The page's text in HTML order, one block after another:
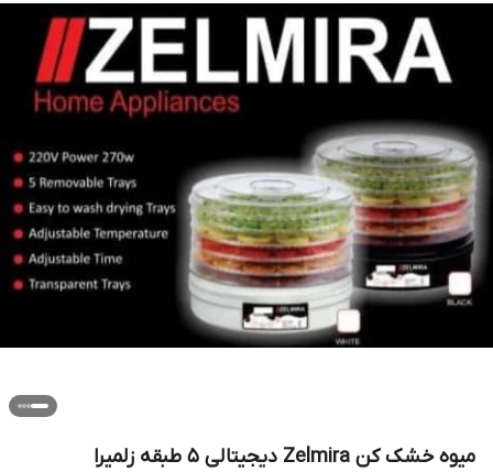
میوه خشک کن Zelmira دیجیتالی ۵ طبقه زلمیرا